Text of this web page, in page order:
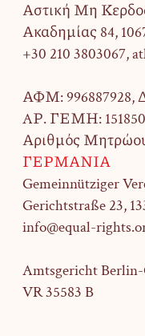
Αστική Μη
Ακαδημίας 84,
+30 210 3803067,
ΑΦΜ:
AΡ. ΓΕΜΗ:
Αριθμός
ΓΕΡΜΑΝΙΑ
Gemeinnütziger
Gerichtstraße 23,
info@equal-
Amtsgericht
VR 35583 B